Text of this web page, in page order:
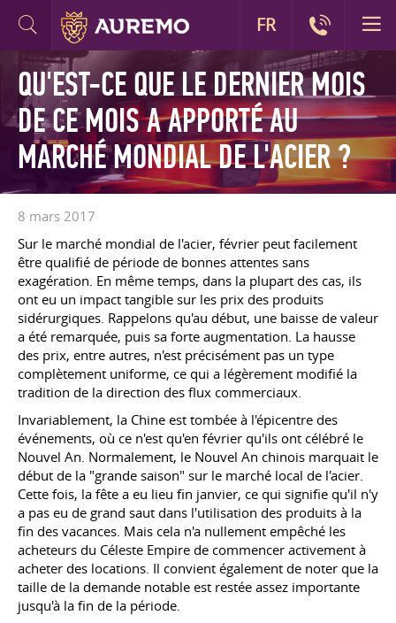
QU'EST-CE QUE LE DERNIER MOIS
DE CE MOIS A APPORTÉ AU
MARCHÉ MONDIAL DE L'ACIER ?
8 mars 2017
Sur le marché mondial de l'acier, février peut facilement
être qualifié de période de bonnes attentes sans
exagération. En même temps, dans la plupart des cas, ils
ont eu un impact tangible sur les prix des produits
sidérurgiques. Rappelons qu'au début, une baisse de valeur
a été remarquée, puis sa forte augmentation. La hausse
des prix, entre autres, n'est précisément pas un type
complètement uniforme, ce qui a légèrement modifié la
tradition de la direction des flux commerciaux.
Invariablement, la Chine est tombée à l'épicentre des
événements, où ce n'est qu'en février qu'ils ont célébré le
Nouvel An. Normalement, le Nouvel An chinois marquait le
début de la "grande saison" sur le marché local de l'acier.
Cette fois, la fête a eu lieu fin janvier, ce qui signifie qu'il n'y
a pas eu de grand saut dans l'utilisation des produits à la
fin des vacances. Mais cela n'a nullement empêché les
acheteurs du Céleste Empire de commencer activement à
acheter des locations. Il convient également de noter que la
taille de la demande notable est restée assez importante
jusqu'à la fin de la période.
FR